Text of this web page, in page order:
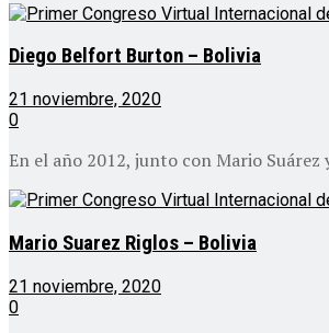
Diego Belfort Burton – Bolivia
21 noviembre, 2020
0
En el año 2012, junto con Mario
Mario Suarez Riglos – Bolivia
21 noviembre, 2020
0